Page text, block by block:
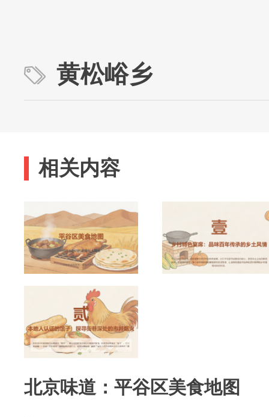
黄松峪乡
相关内容
北京味道：平谷区美食地图